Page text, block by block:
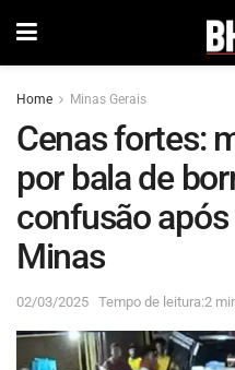
Home Minas Gerais
Cenas fortes:
por bala de
confusão
Minas
02/03/2025 Tempo de leitura:2